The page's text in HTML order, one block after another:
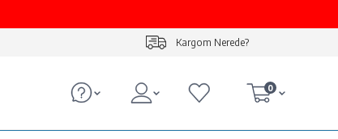
Kargom Nerede?
0